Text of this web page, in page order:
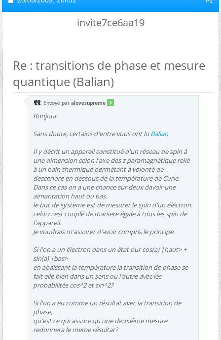
invite7ce6aa19
Re : transitions de phase et mesure
quantique (Balian)
Envoyé par alovesupreme
Bonjour
Sans doute, certains d'entre vous ont luBalian
Il y décrit un appareil constitué d'un réseau de spin à
une dimension selon l'axe des z paramagnétique relié
à un bain thermique permétant à volonté de
descendre en dessous de la température de Curie.
Dans ce cas on a une chance sur deux davoir une
aimantation haut ou bas.
le but de systeme est de mesurer le spin d'un éléctron.
celui ci est couplé de maniere égale à tous les spin de
l'appareil.
Je voudrais m'assurer d'avoir compris le principe.
Si l'on a un électron dans un état pur cos(a) |haut> +
sin(a) |bas>
en abaissant la température la transition de phase se
fait elle bien dans un sens ou l'autre avec les
probabilités cos^2 et sin^2?
Si l'on a eu comme un résultat avec la transition de
phase,
qu'est ce qui assure qu'une deuxième mesure
redonnera le meme résultat?